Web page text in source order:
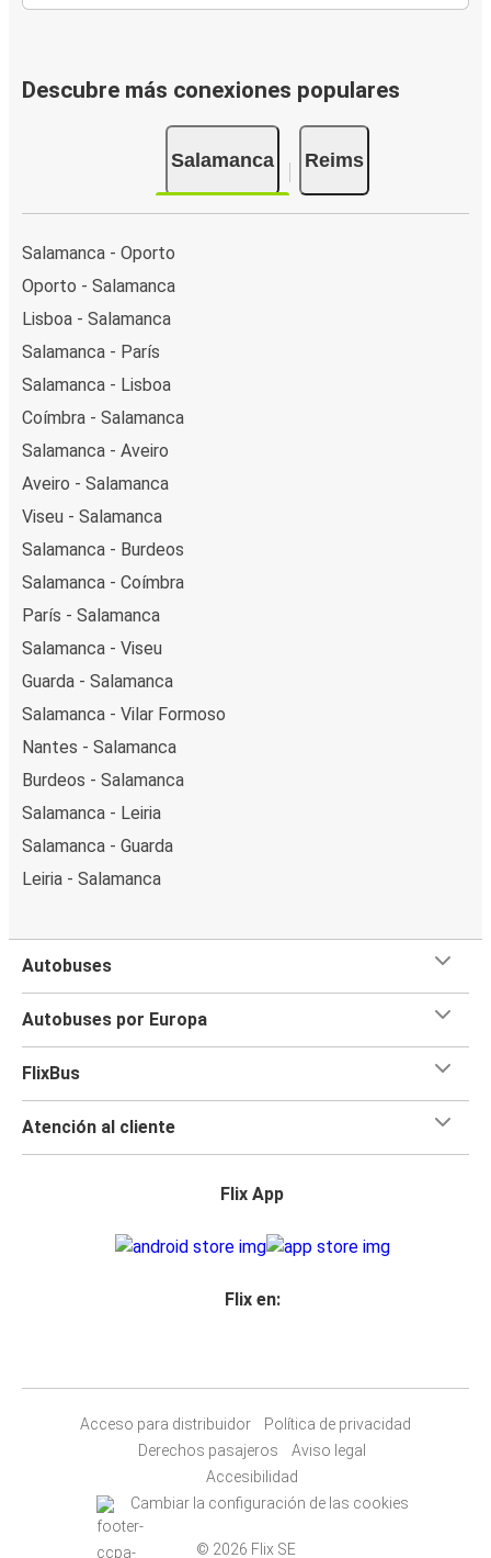
Descubre más conexiones populares
Salamanca Reims
Salamanca - Oporto
Oporto - Salamanca
Lisboa - Salamanca
Salamanca - París
Salamanca - Lisboa
Coímbra - Salamanca
Salamanca - Aveiro
Aveiro - Salamanca
Viseu - Salamanca
Salamanca - Burdeos
Salamanca - Coímbra
París - Salamanca
Salamanca - Viseu
Guarda - Salamanca
Salamanca - Vilar Formoso
Nantes - Salamanca
Burdeos - Salamanca
Salamanca - Leiria
Salamanca - Guarda
Leiria - Salamanca
Autobuses
Autobuses por Europa
FlixBus
Atención al cliente
Flix App
Flix en:
Acceso para distribuidor
Política de privacidad
Derechos pasajeros
Aviso legal
Accesibilidad
Cambiar la configuración de las cookies
© 2026 Flix SE